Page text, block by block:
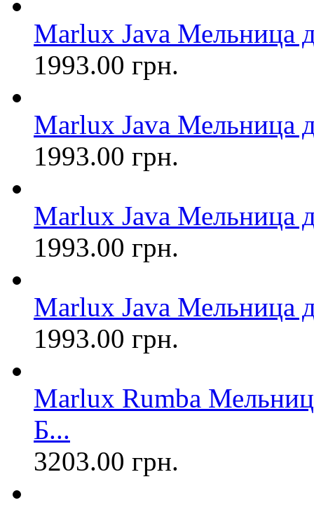
Marlux Java Мельница
1993.00 грн.
Marlux Java Мельница
1993.00 грн.
Marlux Java Мельница
1993.00 грн.
Marlux Java Мельница
1993.00 грн.
Marlux Rumba
Б...
3203.00 грн.